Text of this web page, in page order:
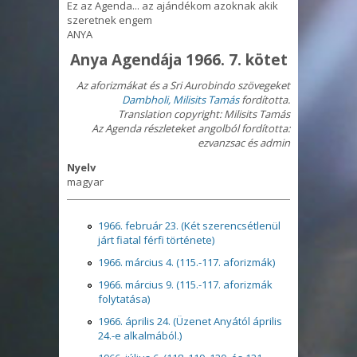
Ez az Agenda... az ajándékom azoknak akik
szeretnek engem
ANYA
Anya Agendája 1966. 7. kötet
Az aforizmákat és a Sri Aurobindo szövegeket
Dambholi, Milisits Tamásfordította.
Translation copyright: Milisits Tamás
Az Agenda részleteket angolból fordította:
ezvanzsac és admin
Nyelv
magyar
1966. február 23. (Két szerencsétlenül
járt fiatal férfi története)
1966. március 4. (115.-117. aforizmák)
1966. március 9. (115.-117. aforizmák
folytatása)
1966. április 24. (Üzenet Anyától április
24.-e alkalmából.)